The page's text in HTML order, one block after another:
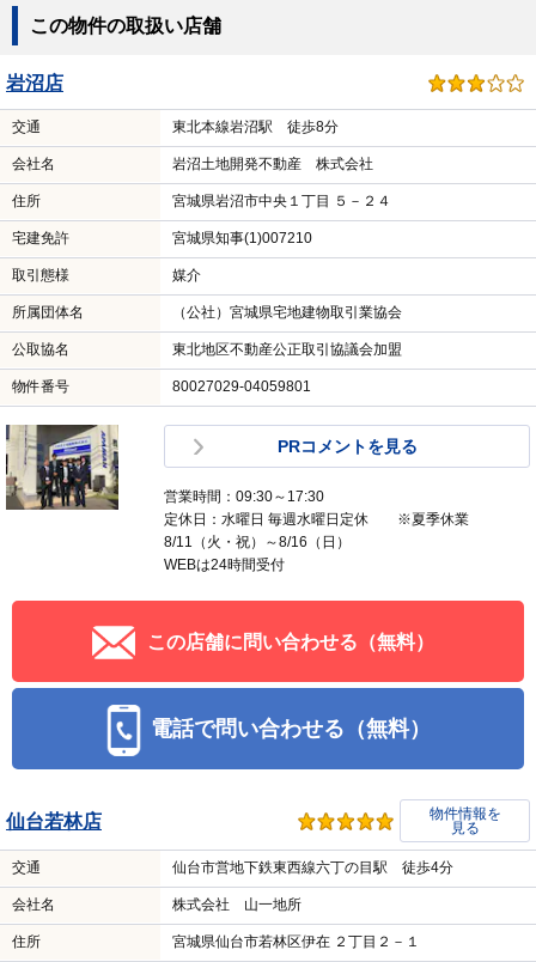
この物件の取扱い店舗
岩沼店
交通 東北本線岩沼駅 徒歩8分
会社名 岩沼土地開発不動産 株式会社
住所 宮城県岩沼市中央１丁目 ５－２４
宅建免許 宮城県知事(1)007210
取引態様 媒介
所属団体名 （公社）宮城県宅地建物取引業協会
公取協名 東北地区不動産公正取引協議会加盟
物件番号 80027029-04059801
PRコメントを見る
営業時間：09:30～17:30
定休日：水曜日 毎週水曜日定休 ※夏季休業
8/11（火・祝）～8/16（日）
WEBは24時間受付
この店舗に問い合わせる（無料）
電話で問い合わせる（無料）
仙台若林店
物件情報を
見る
交通 仙台市営地下鉄東西線六丁の目駅 徒歩4分
会社名 株式会社 山一地所
住所 宮城県仙台市若林区伊在 ２丁目２－１